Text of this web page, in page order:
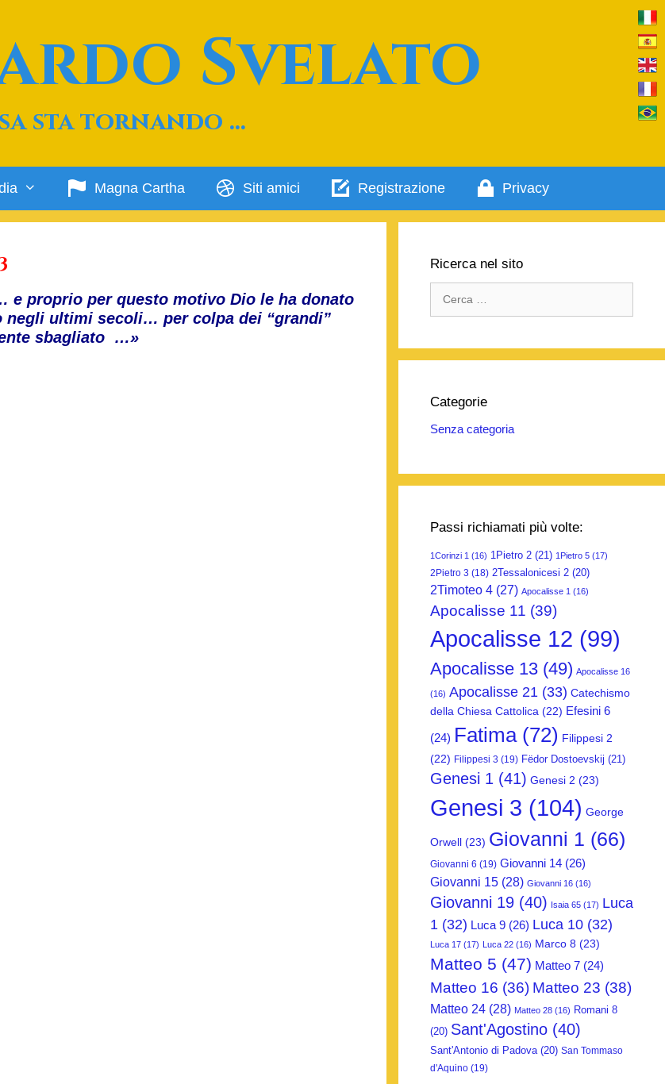
Svelato
sta tornando …
Magna Cartha Siti amici Registrazione Privacy
proprio per questo motivo Dio le ha donato
ultimi secoli… per colpa dei “grandi”
sbagliato …»
Ricerca nel sito
per:
Categorie
Senza categoria
Passi richiamati più volte:
1Corinzi 1 (16) 1Pietro 2 (21) 1Pietro 5 (17)
2Pietro 3 (18) 2Tessalonicesi 2 (20)
2Timoteo 4 (27) Apocalisse 1 (16)
Apocalisse 11 (39)
Apocalisse 12 (99)
Apocalisse 13 (49) Apocalisse 16
(16) Apocalisse 21 (33) Catechismo
della Chiesa Cattolica (22) Efesini 6
(24) Fatima (72) Filippesi 2
(22) Filippesi 3 (19) Fëdor Dostoevskij (21)
Genesi 1 (41) Genesi 2 (23)
Genesi 3 (104) George
Orwell (23) Giovanni 1 (66)
Giovanni 6 (19) Giovanni 14 (26)
Giovanni 15 (28) Giovanni 16 (16)
Giovanni 19 (40) Isaia 65 (17) Luca
1 (32) Luca 9 (26) Luca 10 (32)
Luca 17 (17) Luca 22 (16) Marco 8 (23)
Matteo 5 (47) Matteo 7 (24)
Matteo 16 (36) Matteo 23 (38)
Matteo 24 (28) Matteo 28 (16) Romani 8
(20) Sant'Agostino (40)
Sant'Antonio di Padova (20) San Tommaso
d'Aquino (19)